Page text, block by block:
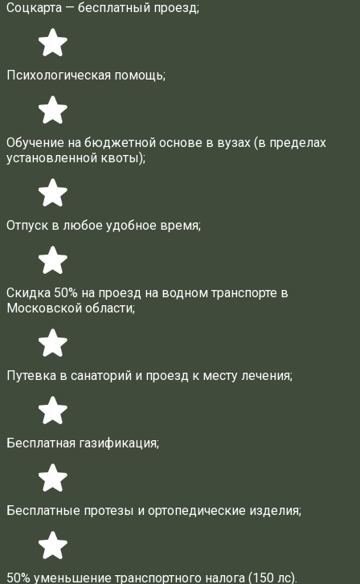
Соцкарта — бесплатный проезд;
Психологическая помощь;
Oбучение на бюджетной основе в вузах (в пределах
установленной квоты);
Отпуск в любое удобное время;
Скидка 50% на проезд на водном транспорте в
Московской области;
Путевка в санаторий и проезд к месту лечения;
Бесплатная газификация;
Бесплатные протезы и ортопедические изделия;
50% уменьшение транспортного налога (150 лс).